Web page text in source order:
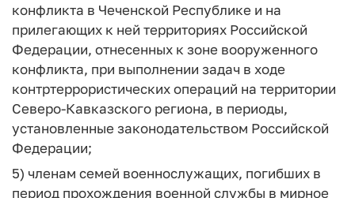
конфликта в Чеченской Республике и на
прилегающих к ней территориях Российской
Федерации, отнесенных к зоне вооруженного
конфликта, при выполнении задач в ходе
контртеррористических операций на территории
Северо-Кавказского региона, в периоды,
установленные законодательством Российской
Федерации;
5) членам семей военнослужащих, погибших в
период прохождения военной службы в мирное